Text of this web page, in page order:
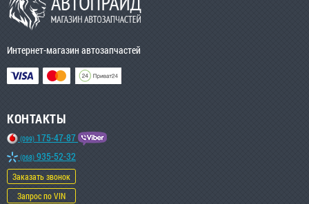
Интернет-магазин автозапчастей
КОНТАКТЫ
(099) 175-47-87
(068) 935-52-32
Заказать звонок
Запрос по VIN